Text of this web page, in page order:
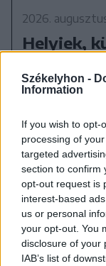
Székelyhon -
Information
If you wish to opt-
processing of
targeted
section to confirm
opt-out request is
interest-based
us or personal
your opt-out. You
disclosure of your
IAB’s list of
2026.
Helyiek,
környékét